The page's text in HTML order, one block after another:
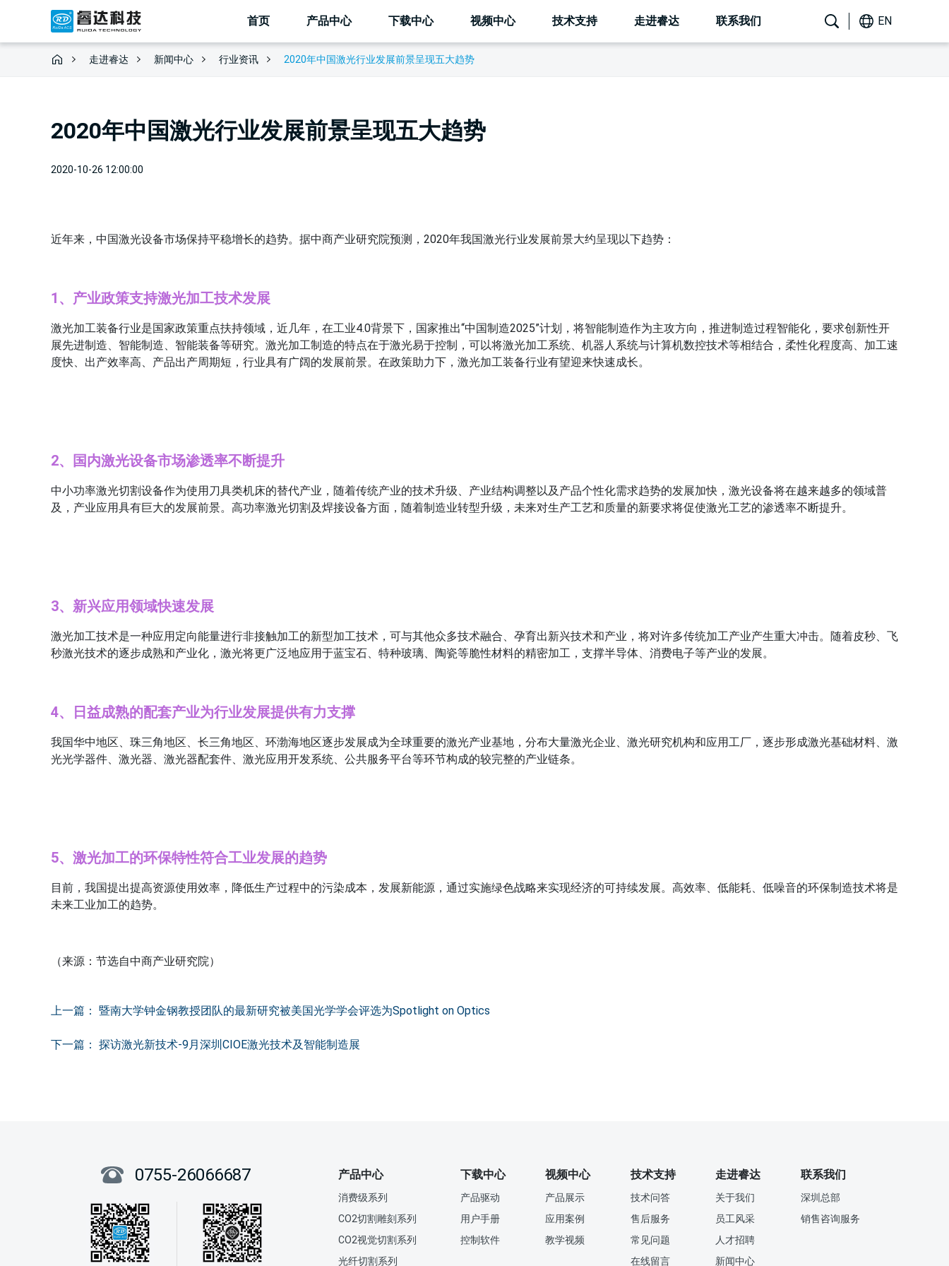
首页 产品中心 下载中心 视频中心 技术支持 走进睿达 联系我们 EN
走进睿达 新闻中心 行业资讯 2020年中国激光行业发展前景呈现五大趋势
2020年中国激光行业发展前景呈现五大趋势
2020-10-26 12:00:00
上一篇： 暨南大学钟金钢教授团队的最新研究被美国光学学会评选为Spotlight on Optics
下一篇： 探访激光新技术-9月深圳CIOE激光技术及智能制造展
0755-26066687 产品中心
消费级系列
CO2切割雕刻系列
CO2视觉切割系列
光纤切割系列
下载中心
产品驱动
用户手册
控制软件
视频中心
产品展示
应用案例
教学视频
技术支持
技术问答
售后服务
常见问题
在线留言
走进睿达
关于我们
员工风采
人才招聘
新闻中心
联系我们
深圳总部
销售咨询服务